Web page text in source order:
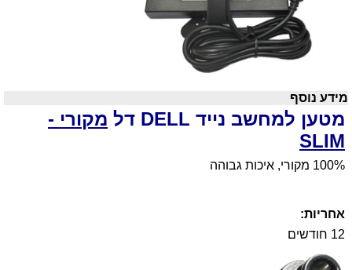
מידע נוסף
מטען למחשב נייד DELL דל
מקורי -
SLIM
100% מקורי, איכות גבוהה
אחריות:
12 חודשים